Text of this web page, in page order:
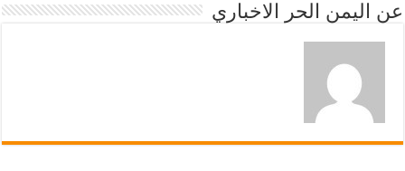
عن اليمن الحر الاخباري